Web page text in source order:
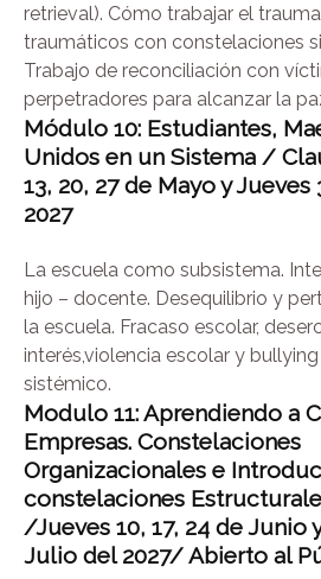
retrieval). Cómo trabajar el
traumáticos con constelaciones
Trabajo de reconciliación con
perpetradores para alcanzar la
Módulo 10: Estudiantes,
Unidos en un Sistema /
13, 20, 27 de Mayo y
2027
La escuela como subsistema.
hijo – docente. Desequilibrio y
la escuela. Fracaso escolar,
interés,violencia escolar y
sistémico.
Modulo 11: Aprendiendo a
Empresas. Constelaciones
Organizacionales e
constelaciones
/Jueves 10, 17, 24 deJunio
Julio del 2027/ Abierto al